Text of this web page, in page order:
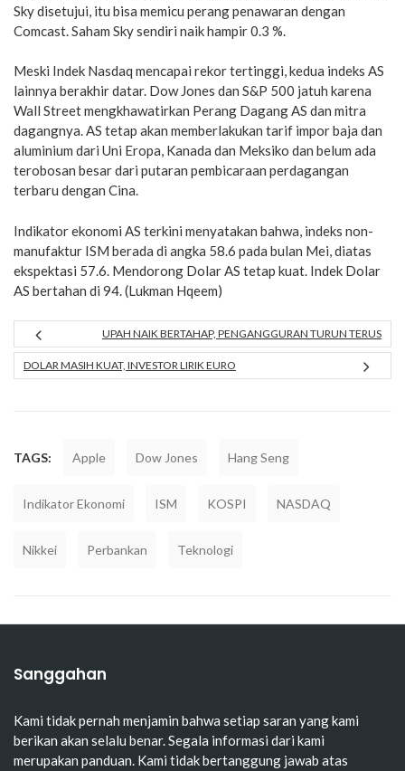
Sky disetujui, itu bisa memicu perang penawaran dengan
Comcast. Saham Sky sendiri naik hampir 0.3 %.
Meski Indek Nasdaq mencapai rekor tertinggi, kedua indeks AS
lainnya berakhir datar. Dow Jones dan S&P 500 jatuh karena
Wall Street mengkhawatirkan Perang Dagang AS dan mitra
dagangnya. AS tetap akan memberlakukan tarif impor baja dan
aluminium dari Uni Eropa, Kanada dan Meksiko dan belum ada
terobosan besar dari putaran pembicaraan perdagangan
terbaru dengan Cina.
Indikator ekonomi AS terkini menyatakan bahwa, indeks non-
manufaktur ISM berada di angka 58.6 pada bulan Mei, diatas
ekspektasi 57.6. Mendorong Dolar AS tetap kuat. Indek Dolar
AS bertahan di 94. (Lukman Hqeem)
UPAH NAIK BERTAHAP, PENGANGGURAN TURUN TERUS
DOLAR MASIH KUAT, INVESTOR LIRIK EURO
TAGS: Apple Dow Jones Hang Seng
Indikator Ekonomi ISM KOSPI NASDAQ
Nikkei Perbankan Teknologi
Sanggahan
Kami tidak pernah menjamin bahwa setiap saran yang kami
berikan akan selalu benar. Segala informasi dari kami
merupakan panduan. Kami tidak bertanggung jawab atas